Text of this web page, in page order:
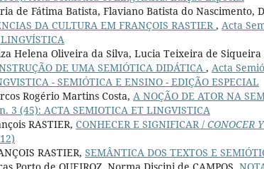
de Fátima Batista, Flaviano Batista do Nascimento,
DA CULTURA EM FRANÇOIS RASTIER , Acta
Helena Oliveira da Silva, Lucia Teixeira de
DE UMA SEMIÓTICA DIDÁTICA , Acta
- SEMIÓTICA E ENSINO - EDIÇÃO ESPECIAL
Rogério Martins Costa, A NOÇÃO DE ATOR NA
3 (45): ACTA SEMIOTICA ET LINGVISTICA
RASTIER, CONHECER E SIGNIFICAR / CONOCER
RASTIER, SEMÂNTICA DOS TEXTOS E
Porto de QUEIROZ, Norma Discini de CAMPOS,